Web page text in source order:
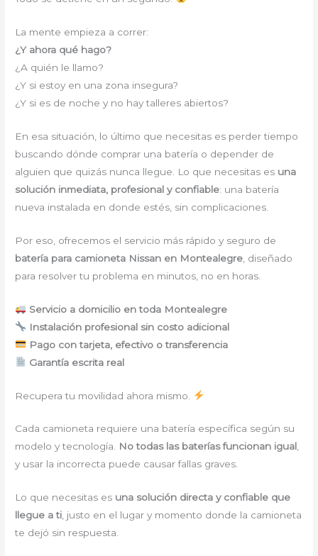
La mente empieza a correr:
¿Y ahora qué hago?
¿A quién le llamo?
¿Y si estoy en una zona insegura?
¿Y si es de noche y no hay talleres abiertos?
En esa situación, lo último que necesitas es perder tiempo
buscando dónde comprar una batería o depender de
alguien que quizás nunca llegue. Lo que necesitas es una
solución inmediata, profesional y confiable: una batería
nueva instalada en donde estés, sin complicaciones.
Por eso, ofrecemos el servicio más rápido y seguro de
batería para camioneta Nissan en Montealegre , diseñado
para resolver tu problema en minutos, no en horas.
Servicio a domicilio en toda Montealegre
Instalación profesional sin costo adicional
Pago con tarjeta, efectivo o transferencia
Garantía escrita real
Recupera tu movilidad ahora mismo.
Cada camioneta requiere una batería específica según su
modelo y tecnología. No todas las baterías funcionan igual,
y usar la incorrecta puede causar fallas graves.
Lo que necesitas es una solución directa y confiable que
llegue a ti, justo en el lugar y momento donde la camioneta
te dejó sin respuesta.